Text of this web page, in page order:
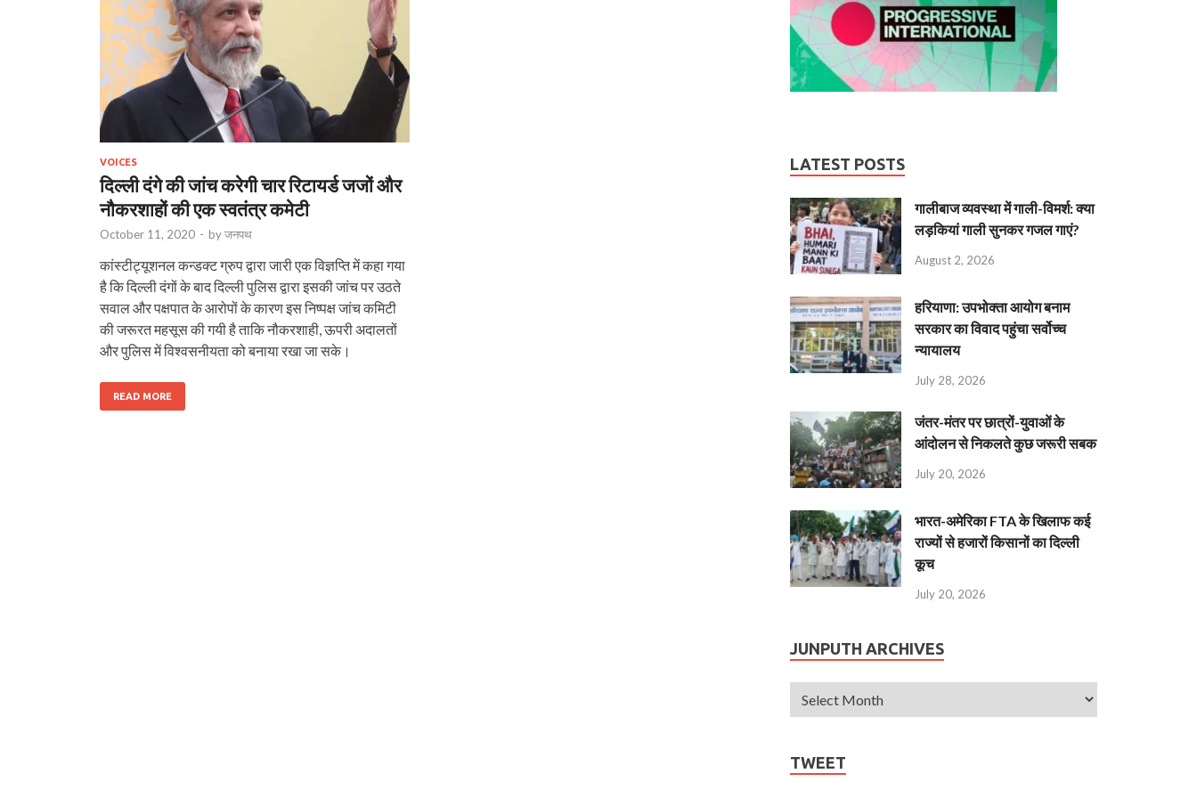
VOICES
दिल्ली दंगे की जांच करेगी चार रिटायर्ड जजों और
नौकरशाहों की एक स्वतंत्र कमेटी
October 11, 2020 - byजनपथ
कांस्टीट्यूशनल कन्डक्ट ग्रुप द्वारा जारी एक विज्ञप्ति में कहा गया
है कि दिल्ली दंगों के बाद दिल्ली पुलिस द्वारा इसकी जांच पर उठते
सवाल और पक्षपात के आरोपों के कारण इस निष्पक्ष जांच कमिटी
की जरूरत महसूस की गयी है ताकि नौकरशाही, ऊपरी अदालतों
और पुलिस में विश्वसनीयता को बनाया रखा जा सके।
READ MORE
LATEST POSTS
गालीबाज व्‍यवस्‍था में गाली-विमर्श: क्या
लड़कियां गाली सुनकर गजल गाएं?
August 2, 2026
हरियाणा: उपभोक्ता आयोग बनाम
सरकार का विवाद पहुंचा सर्वोच्च
न्यायालय
July 28, 2026
जंतर-मंतर पर छात्रों-युवाओं के
आंदोलन से निकलते कुछ जरूरी सबक
July 20, 2026
भारत-अमेरिका FTA के खिलाफ कई
राज्यों से हजारों किसानों का दिल्ली
कूच
July 20, 2026
JUNPUTH ARCHIVES
TWEET